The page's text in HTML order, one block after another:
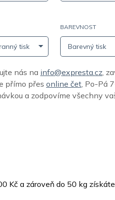
tisk
BAREVNOST
Barevný tisk
nás na info@expresta.cz,
přímo přes online čet, Po-Pá
a zodpovíme všechny
Kč a zároveň do 50 kg získáte